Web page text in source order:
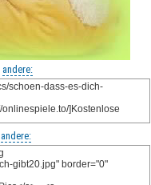
andere:
andere: